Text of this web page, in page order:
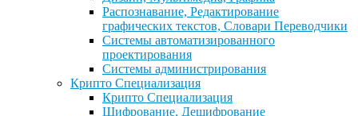
Распознавание, Редактирование
графических текстов, Словари Переводчики
Системы автоматизированного
проектирования
Системы администрирования
Крипто Специализация
Крипто Специализация
Шифрование, Дешифрование